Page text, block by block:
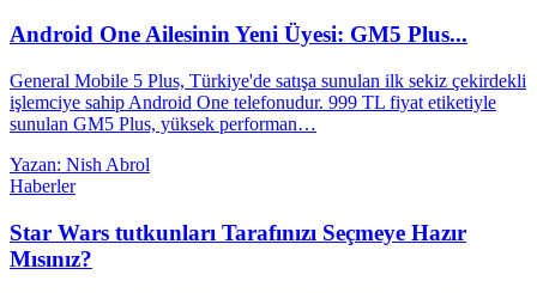
Android One Ailesinin Yeni Üyesi: GM5 Plus...
General Mobile 5 Plus, Türkiye'de satışa sunulan ilk sekiz çekirdekli
işlemciye sahip Android One telefonudur. 999 TL fiyat etiketiyle
sunulan GM5 Plus, yüksek performan…
Yazan: Nish Abrol
Haberler
Star Wars tutkunları Tarafınızı Seçmeye Hazır
Mısınız?